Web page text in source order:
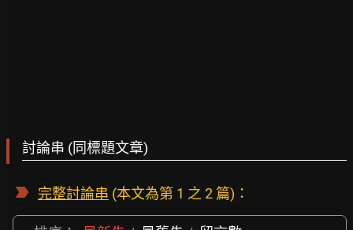
討論串 (同標題文章)
完整討論串 (本文為第 1 之 2 篇)：